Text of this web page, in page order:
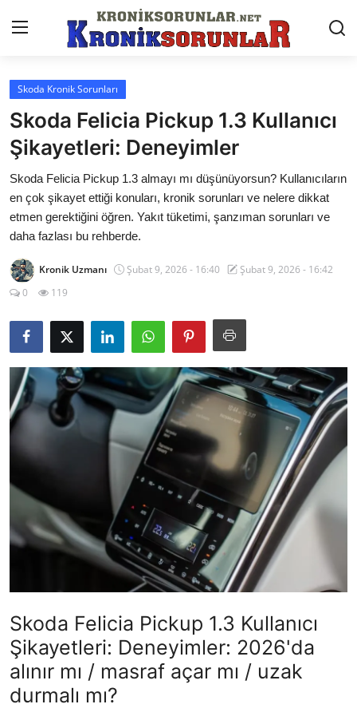
Anasayfa
Markalar
İletişim
Trafik & Cezalar
Sigorta & Kasko
Vergi & ÖTV & MTV
Sorgulamalar
İkinci El & Alım-Satım
Bakım & Arıza Çözümleri
Elektrikli & Hibrit
Kiralama & Filo
Sürüş & Güvenlik
Lastik & Jant
Yağlar & Sıvılar
LPG & Yakıt
Elektrik & Akü
Klima & Konfor
Skoda Kronik Sorunları
Skoda Felicia Pickup 1.3 Kullanıcı
Şikayetleri: Deneyimler
Skoda Felicia Pickup 1.3 almayı mı düşünüyorsun? Kullanıcıların
en çok şikayet ettiği konuları, kronik sorunları ve nelere dikkat
etmen gerektiğini öğren. Yakıt tüketimi, şanzıman sorunları ve
daha fazlası bu rehberde.
Kronik Uzmanı Şubat 9, 2026 - 16:40
Şubat 9, 2026 - 16:42
0
119
Skoda Felicia Pickup 1.3 Kullanıcı
Şikayetleri: Deneyimler: 2026'da
alınır mı / masraf açar mı / uzak
durmalı mı?